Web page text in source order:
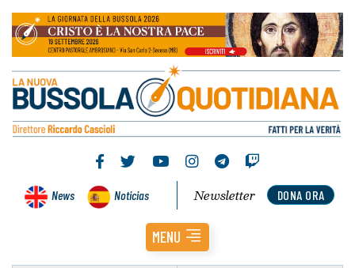
News Noticias DONA ORA
Newsletter
MENU